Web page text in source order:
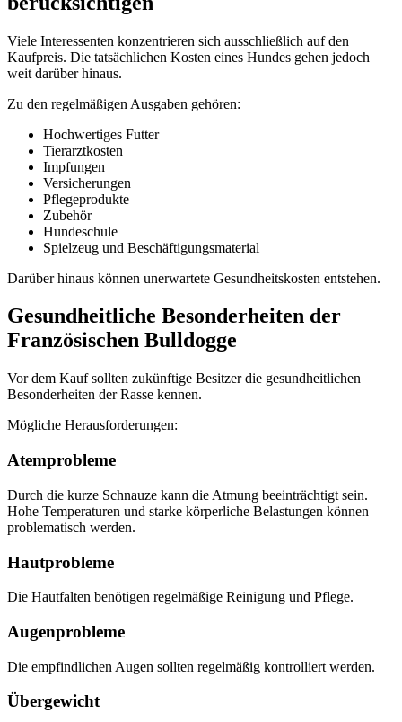
Viele Interessenten konzentrieren sich ausschließlich auf den
Kaufpreis. Die tatsächlichen Kosten eines Hundes gehen jedoch
weit darüber hinaus.
Zu den regelmäßigen Ausgaben gehören:
Hochwertiges Futter
Tierarztkosten
Impfungen
Versicherungen
Pflegeprodukte
Zubehör
Hundeschule
Spielzeug und Beschäftigungsmaterial
Darüber hinaus können unerwartete Gesundheitskosten entstehen.
Gesundheitliche Besonderheiten der
Französischen Bulldogge
Vor dem Kauf sollten zukünftige Besitzer die gesundheitlichen
Besonderheiten der Rasse kennen.
Mögliche Herausforderungen:
Atemprobleme
Durch die kurze Schnauze kann die Atmung beeinträchtigt sein.
Hohe Temperaturen und starke körperliche Belastungen können
problematisch werden.
Hautprobleme
Die Hautfalten benötigen regelmäßige Reinigung und Pflege.
Augenprobleme
Die empfindlichen Augen sollten regelmäßig kontrolliert werden.
Übergewicht